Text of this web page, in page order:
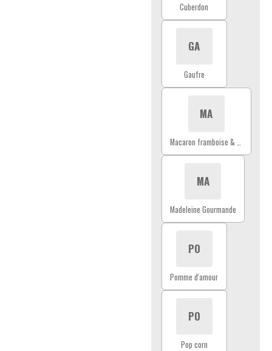
Cuberdon
GA
Gaufre
MA
MA
Madeleine Gourmande
PO
Pomme d'amour
PO
Pop corn